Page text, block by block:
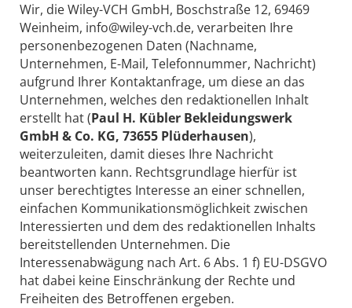
Wir, die Wiley-VCH GmbH, Boschstraße 12, 69469
Weinheim, info@wiley-vch.de, verarbeiten Ihre
personenbezogenen Daten (Nachname,
Unternehmen, E-Mail, Telefonnummer, Nachricht)
aufgrund Ihrer Kontaktanfrage, um diese an das
Unternehmen, welches den redaktionellen Inhalt
erstellt hat (Paul H. Kübler Bekleidungswerk
GmbH & Co. KG, 73655 Plüderhausen),
weiterzuleiten, damit dieses Ihre Nachricht
beantworten kann. Rechtsgrundlage hierfür ist
unser berechtigtes Interesse an einer schnellen,
einfachen Kommunikationsmöglichkeit zwischen
Interessierten und dem des redaktionellen Inhalts
bereitstellenden Unternehmen. Die
Interessenabwägung nach Art. 6 Abs. 1 f) EU-DSGVO
hat dabei keine Einschränkung der Rechte und
Freiheiten des Betroffenen ergeben.